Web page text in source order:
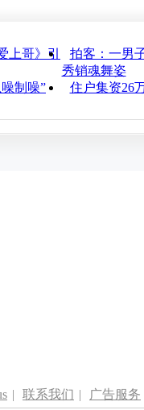
上哥》引
拍客：一男
秀销魂舞姿
制噪”
住户集资26
| 联系我们 | 广告服务